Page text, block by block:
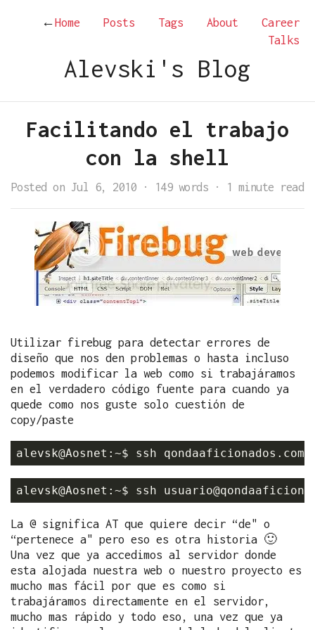
←Home Posts Tags About
Career
Talks
Alevski's Blog
Facilitando el trabajo
con la shell
Posted on Jul 6, 2010 · 149 words · 1 minute read
Utilizar firebug para detectar errores de
diseño que nos den problemas o hasta incluso
podemos modificar la web como si trabajáramos
en el verdadero código fuente para cuando ya
quede como nos guste solo cuestión de
copy/paste
alevsk@Aosnet:~$ ssh
La @ significa AT que quiere decir “de" o
“pertenece a" pero eso es otra historia 🙂
Una vez que ya accedimos al servidor donde
esta alojada nuestra web o nuestro proyecto es
mucho mas fácil por que es como si
trabajáramos directamente en el servidor,
mucho mas rápido y todo eso, una vez que ya